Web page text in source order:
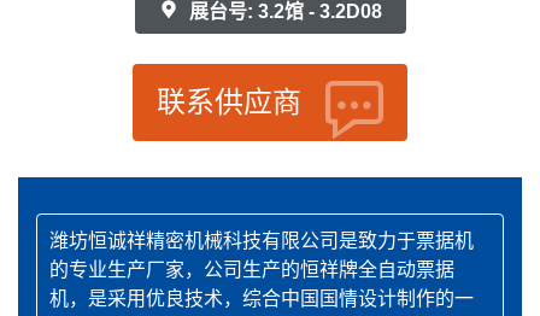
展台号: 3.2馆 - 3.2D08
联系供应商
潍坊恒诚祥精密机械科技有限公司是致力于票据机
的专业生产厂家，公司生产的恒祥牌全自动票据
机，是采用优良技术，综合中国国情设计制作的一